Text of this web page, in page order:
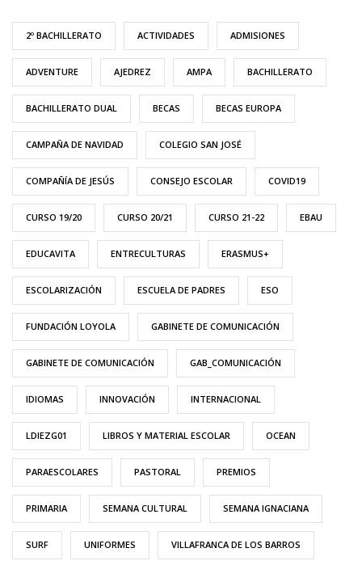
2º BACHILLERATO ACTIVIDADES ADMISIONES
ADVENTURE AJEDREZ AMPA BACHILLERATO
BACHILLERATO DUAL BECAS BECAS EUROPA
CAMPAÑA DE NAVIDAD COLEGIO SAN JOSÉ
COMPAÑÍA DE JESÚS CONSEJO ESCOLAR COVID19
CURSO 19/20 CURSO 20/21 CURSO 21-22 EBAU
EDUCAVITA ENTRECULTURAS ERASMUS+
ESCOLARIZACIÓN ESCUELA DE PADRES ESO
FUNDACIÓN LOYOLA GABINETE DE COMUNICACIÓN
GABINETE DE COMUNICACIÓN GAB_COMUNICACIÓN
IDIOMAS INNOVACIÓN INTERNACIONAL
LDIEZG01 LIBROS Y MATERIAL ESCOLAR OCEAN
PARAESCOLARES PASTORAL PREMIOS
PRIMARIA SEMANA CULTURAL SEMANA IGNACIANA
SURF UNIFORMES VILLAFRANCA DE LOS BARROS